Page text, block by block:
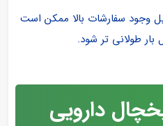
وجود سفارشات بالا ممکن است
طولانی تر شود.
دارویی